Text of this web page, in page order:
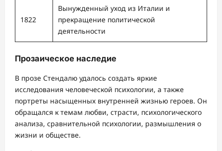
1822
Вынужденный уход из Италии и
прекращение политической
деятельности
Прозаическое наследие
В прозе Стендалю удалось создать яркие
исследования человеческой психологии, а также
портреты насыщенных внутренней жизнью героев. Он
обращался к темам любви, страсти, психологического
анализа, сравнительной психологии, размышления о
жизни и обществе.